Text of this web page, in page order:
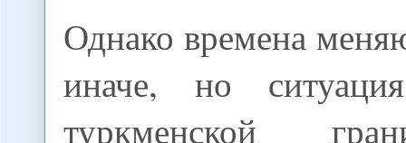
Однако времена
иначе, но
туркменской